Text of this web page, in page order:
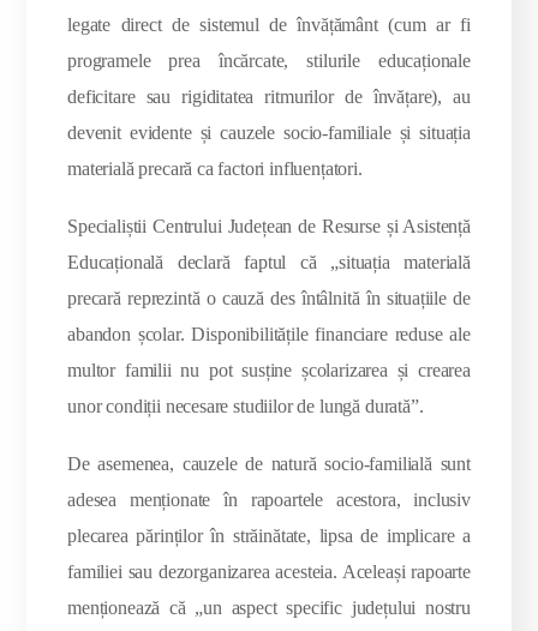
legate direct de sistemul de învățământ (cum ar fi
programele prea încărcate, stilurile educaționale
deficitare sau rigiditatea ritmurilor de învățare), au
devenit evidente și cauzele socio-familiale și situația
materială precară ca factori influențatori.
Specialiștii Centrului Județean de Resurse și Asistență
Educațională declară faptul că „situația materială
precară reprezintă o cauză des întâlnită în situațiile de
abandon școlar. Disponibilitățile financiare reduse ale
multor familii nu pot susține școlarizarea și crearea
unor condiții necesare studiilor de lungă durată”.
De asemenea, cauzele de natură socio-familială sunt
adesea menționate în rapoartele acestora, inclusiv
plecarea părinților în străinătate, lipsa de implicare a
familiei sau dezorganizarea acesteia. Aceleași rapoarte
menționează că „un aspect specific județului nostru